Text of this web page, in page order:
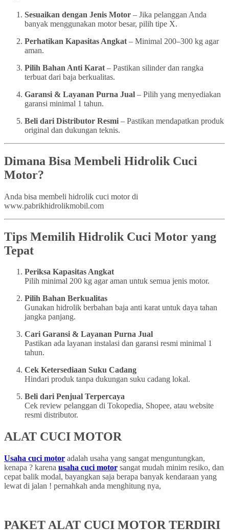
Sesuaikan dengan Jenis Motor – Jika pelanggan Anda
banyak menggunakan motor besar, pilih tipe X.
Perhatikan Kapasitas Angkat – Minimal 200–300 kg agar
aman.
Pilih Bahan Anti Karat – Pastikan silinder dan rangka
terbuat dari baja berkualitas.
Garansi & Layanan Purna Jual – Pilih yang menyediakan
garansi minimal 1 tahun.
Beli dari Distributor Resmi – Pastikan mendapatkan produk
original dan dukungan teknis.
Dimana Bisa Membeli Hidrolik Cuci
Motor?
Anda bisa membeli hidrolik cuci motor di
www.pabrikhidrolikmobil.com
Tips Memilih Hidrolik Cuci Motor yang
Tepat
Periksa Kapasitas Angkat
Pilih minimal 200 kg agar aman untuk semua jenis motor.
Pilih Bahan Berkualitas
Gunakan hidrolik berbahan baja anti karat untuk daya tahan
jangka panjang.
Cari Garansi & Layanan Purna Jual
Pastikan ada layanan instalasi dan garansi resmi minimal 1
tahun.
Cek Ketersediaan Suku Cadang
Hindari produk tanpa dukungan suku cadang lokal.
Beli dari Penjual Terpercaya
Cek review pelanggan di Tokopedia, Shopee, atau website
resmi distributor.
ALAT CUCI MOTOR
Usaha cuci motor adalah usaha yang sangat menguntungkan,
kenapa ? karena usaha cuci motor sangat mudah minim resiko, dan
cepat balik modal, bayangkan saja berapa banyak kendaraan yang
lewat di jalan ! pernahkah anda menghitung nya,
PAKET ALAT CUCI MOTOR TERDIRI